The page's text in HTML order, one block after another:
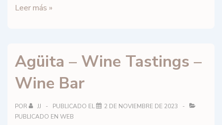
Spanish
flight
Leer más »
Agüita – Wine Tastings –
Wine Bar
POR JJ PUBLICADO EL
2 DE NOVIEMBRE DE 2023
PUBLICADO EN WEB